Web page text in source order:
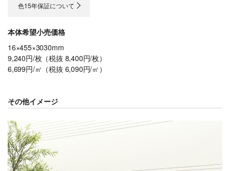
色15年保証について
本体希望小売価格
16×455×3030mm
9,240円/枚（税抜 8,400円/枚）
6,699円/㎡（税抜 6,090円/㎡）
その他イメージ